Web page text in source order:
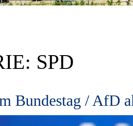
SPD
Bundestag / AfD